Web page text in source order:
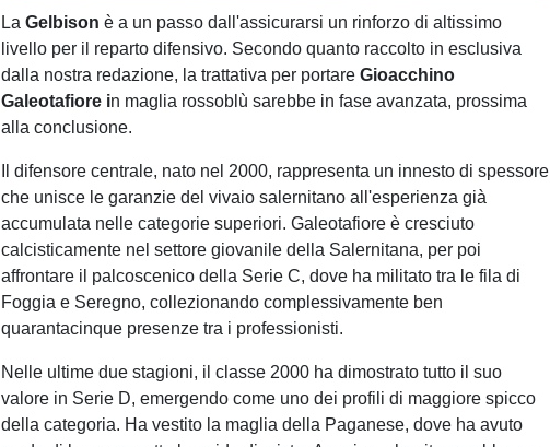
LaGelbisonè a un passo dall'assicurarsi un rinforzo di altissimo
livello per il reparto difensivo. Secondo quanto raccolto in esclusiva
dalla nostra redazione, la trattativa per portareGioacchino
Galeotafiore in maglia rossoblù sarebbe in fase avanzata, prossima
alla conclusione.
Il difensore centrale, nato nel 2000, rappresenta un innesto di spessore
che unisce le garanzie del vivaio salernitano all'esperienza già
accumulata nelle categorie superiori. Galeotafiore è cresciuto
calcisticamente nel settore giovanile della Salernitana, per poi
affrontare il palcoscenico della Serie C, dove ha militato tra le fila di
Foggia e Seregno, collezionando complessivamente ben
quarantacinque presenze tra i professionisti.
Nelle ultime due stagioni, il classe 2000 ha dimostrato tutto il suo
valore in Serie D, emergendo come uno dei profili di maggiore spicco
della categoria. Ha vestito la maglia della Paganese, dove ha avuto